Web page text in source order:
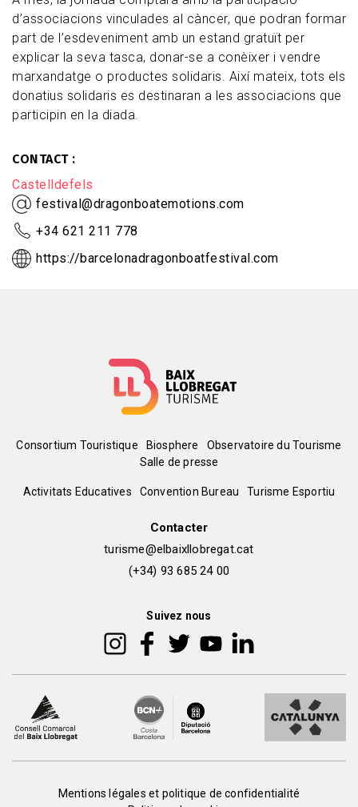
d’associacions vinculades al càncer, que podran formar
part de l’esdeveniment amb un estand gratuït per
explicar la seva tasca, donar-se a conèixer i vendre
marxandatge o productes solidaris. Així mateix, tots els
donatius solidaris es destinaran a les associacions que
participin en la diada.
CONTACT
Castelldefels
festival@dragonboatemotions.com
+34 621 211 778
https://barcelonadragonboatfestival.com
Menú
del
Consortium Touristique Biosphere
Observatoire du Tourisme
Salle de presse
Peu
Activitats Educatives Convention Bureau Turisme Esportiu
Contacter
turisme@elbaixllobregat.cat
(+34) 93 685 24 00
Suivez nous
Mentions légales et politique de confidentialité